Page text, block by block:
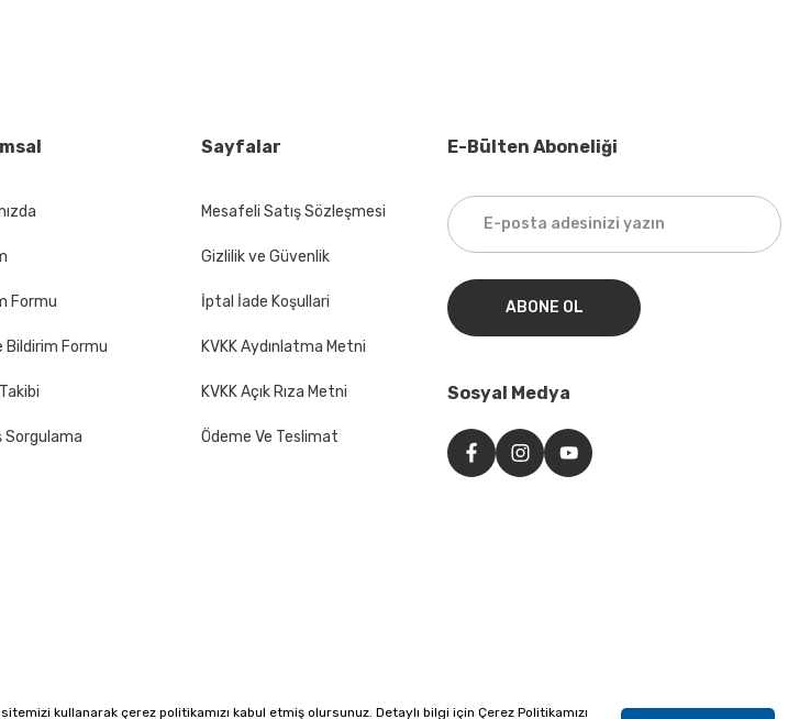
kullanarak çerez politikamızı kabul etmiş olursunuz. Detaylı bilgi için Çerez Politikamızı
Formu
Bildirim Formu
Sorgulama
Sayfalar
Mesafeli Satış Sözleşmesi
Gizlilik ve Güvenlik
İptal İade Koşullari
KVKK Aydınlatma Metni
KVKK Açık Rıza Metni
Ödeme Ve Teslimat
E-Bülten Aboneliği
ABONE OL
Sosyal Medya